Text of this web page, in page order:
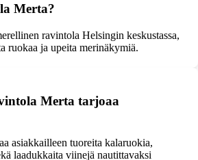
Merta?
ravintola Helsingin keskustassa,
ruokaa ja upeita merinäkymiä.
Merta tarjoaa
asiakkailleen tuoreita kalaruokia,
laadukkaita viinejä nautittavaksi